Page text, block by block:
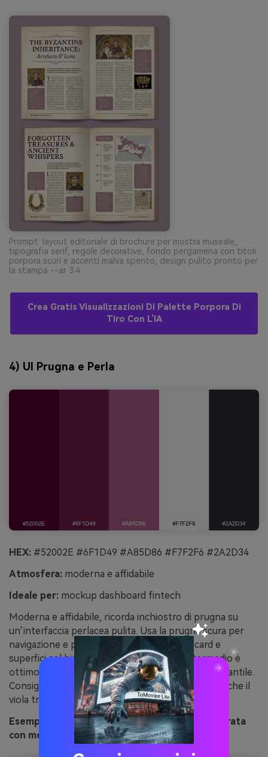
Prompt: layout editoriale di brochure per mostra museale,
tipografia serif, regole decorative, fondo pergamena con titoli
porpora scuri e accenti malva spento, design pulito pronto per
la stampa --ar 3:4
Crea Gratis Visualizzazioni Di Palette Porpora Di
Tiro Con L’IA
4) UI Prugna e Perla
HEX: #52002E #6F1D49 #A85D86 #F7F2F6 #2A2D34
Atmosfera: moderna e affidabile
Ideale per: mockup dashboard fintech
Moderna e affidabile, ricorda inchiostro di prugna su
un’interfaccia perlacea pulita. Usa la prugna scura per
navigazione e pulsanti principali, schiarisci card e
superfici col bianco sporco. Il rosa-viola intermedio è
ottimo per grafici e tag di stato senza risultare infantile.
Consiglio: usa il quasi-nero solo per i testi e lascia che il
viola trasmetta la personalità del brand.
Esempio di immagine di prugna e perla UI generata
con media.io